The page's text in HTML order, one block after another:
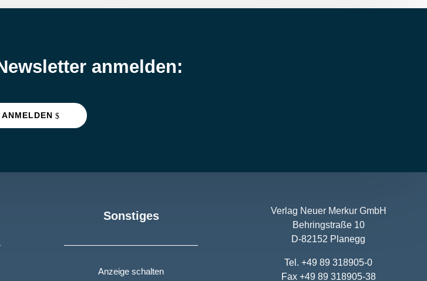
anmelden:
ANMELDEN
Sonstiges
Anzeige schalten
Verlag Neuer Merkur GmbH
Behringstraße 10
D-82152 Planegg
Tel. +49 89 318905-0
Fax +49 89 318905-38